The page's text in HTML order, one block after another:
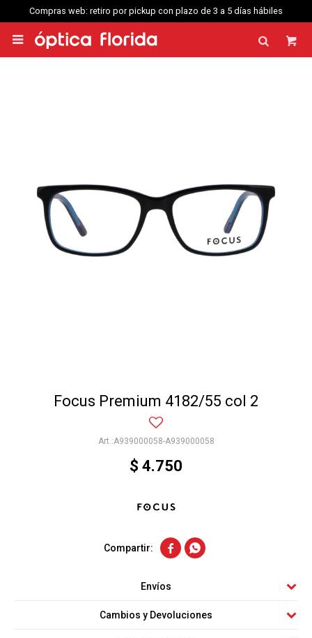
web: retiro por pickup con plazo de 3 a 5 días hábiles Compras web

Focus Premium 4182/55 col 2
A939000058-A939000058
$ 4.750
 
Envíos
Cambios y Devoluciones